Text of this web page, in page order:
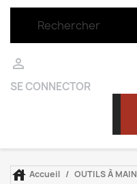

SE CONNECTOR
 Accueil OUTILS À MAIN